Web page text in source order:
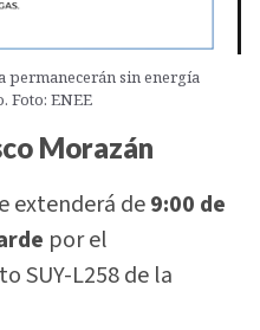
permanecerán sin energía
Foto: ENEE
Morazán
extenderá de9:00 de
por el
SUY-L258 de la